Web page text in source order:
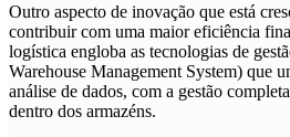
Outro aspecto de inovação que está
contribuir com uma maior eficiência
logística engloba as tecnologias de
Warehouse Management System) que
análise de dados, com a gestão
dentro dos armazéns.